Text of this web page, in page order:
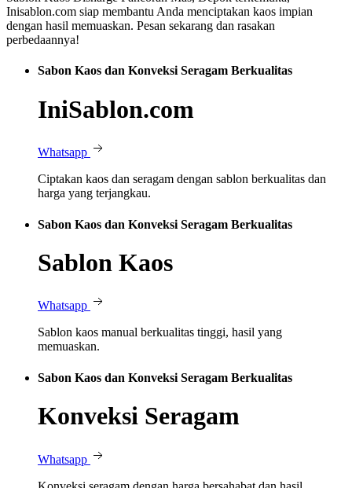
Inisablon.com siap membantu Anda menciptakan kaos impian
dengan hasil memuaskan. Pesan sekarang dan rasakan
perbedaannya!
Sabon Kaos dan Konveksi Seragam Berkualitas
IniSablon.com
Whatsapp
Ciptakan kaos dan seragam dengan sablon berkualitas dan
harga yang terjangkau.
Sabon Kaos dan Konveksi Seragam Berkualitas
Sablon Kaos
Whatsapp
Sablon kaos manual berkualitas tinggi, hasil yang
memuaskan.
Sabon Kaos dan Konveksi Seragam Berkualitas
Konveksi Seragam
Whatsapp